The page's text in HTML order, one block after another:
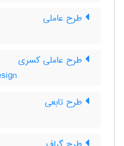
طرح عاملی
طرح عاملی کسری
طرح تابعی